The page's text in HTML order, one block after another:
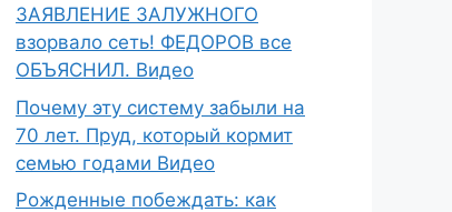
ЗАЯВЛЕНИЕ ЗАЛУЖНОГО
взорвало сеть! ФЕДОРОВ все
ОБЪЯСНИЛ. Видео
Почему эту систему забыли на
70 лет. Пруд, который кормит
семью годами Видео
Рожденные побеждать: как